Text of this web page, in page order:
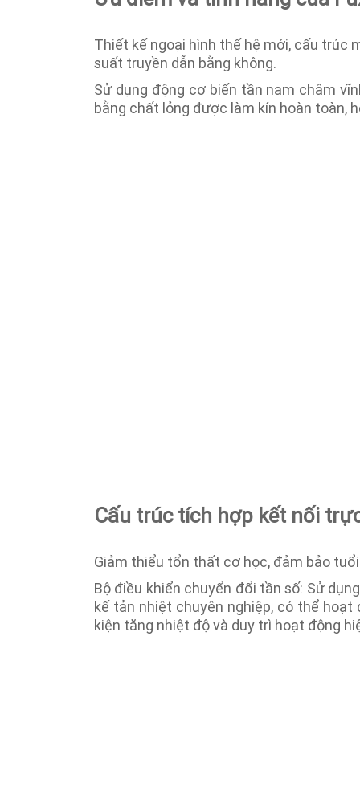
Thiết kế ngoại hình thế hệ mới, cấu trúc
suất truyền dẫn bằng không.
Sử dụng động cơ biến tần nam châm
bằng chất lỏng được làm kín hoàn toàn,
Cấu trúc tích hợp kết nối
Giảm thiểu tổn thất cơ học, đảm bảo
Bộ điều khiển chuyển đổi tần số: Sử
kế tản nhiệt chuyên nghiệp, có thể
kiện tăng nhiệt độ và duy trì hoạt động